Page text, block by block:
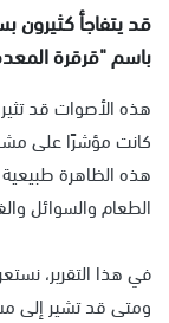
قد يتفاجأ
باسم "قرقرة
هذه الأصوات قد
كانت مؤشرًا على
هذه الظاهرة
الطعام والسوائل
في هذا التقرير،
ومتى قد تشير إلى